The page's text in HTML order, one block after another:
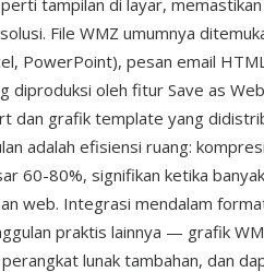
tampilan di layar,
File WMZ umumnya
PowerPoint), pesan email
diproduksi oleh fitur Save as
dan grafik template yang
adalah efisiensi ruang:
60-80%, signifikan ketika
web. Integrasi mendalam
praktis lainnya — grafik
lunak tambahan, dan